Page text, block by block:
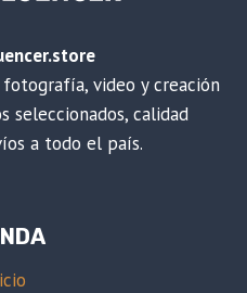
video y creación
seleccionados, calidad
a todo el país.